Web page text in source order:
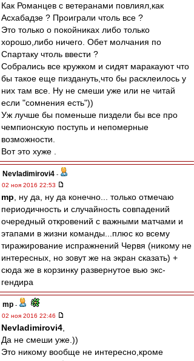
Как Романцев с ветеранами повлиял,как
Асхабадзе ? Проиграли чтоль все ?
Это только о покойниках либо только
хорошо,либо ничего. Обет молчания по
Спартаку чтоль ввести ?
Собрались все кружком и сидят маракауют что
бы такое еще пиздануть,что бы расклеилось у
них там все. Ну не смеши уже или не читай
если "сомнения есть"))
Уж лучше бы поменьше пиздели бы все про
чемпионскую поступь и непомерные
возможности.
Вот это хуже .
Nevladimirovi4 -
02 ноя 2016 22:53
mp , ну да, ну да конечно... только отмечаю
периодичность и случайность совпадений
очередный откровений с важными матчами и
этапами в жизни команды...плюс ко всему
тиражирование испражнений Червя (никому не
интересных, но зовут же на экран сказать) +
сюда же в корзинку развернутое вью экс-
гендира
mp -
02 ноя 2016 22:46
Nevladimirovi4
Да не смеши уже.))
Это никому вообще не интересно,кроме